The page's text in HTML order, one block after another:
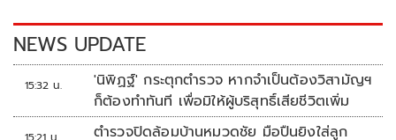
k k
NEWS UPDATE
15:32 น.
'นิพิฏฐ์' กระตุกตำรวจ หากจำเป็นต้องวิสามัญฯ
ก็ต้องทำทันที เพื่อมิให้ผู้บริสุทธิ์เสียชีวิตเพิ่ม
ตำรวจปิดล้อมบ้านหมวดชัย มือปืนยิงใส่ลูก